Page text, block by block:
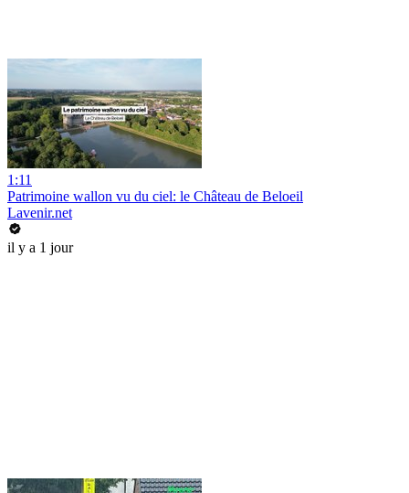
1:11
Patrimoine wallon vu du ciel: le Château de Beloeil
Lavenir.net
il y a 1 jour